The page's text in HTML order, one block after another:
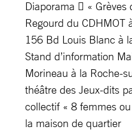
Diaporama  «
Regourd du CDHMOT
156 Bd Louis Blanc à
Stand d’information
Morineau à la Roche-
théâtre des Jeux-dits
collectif « 8 femmes
la maison de quartier